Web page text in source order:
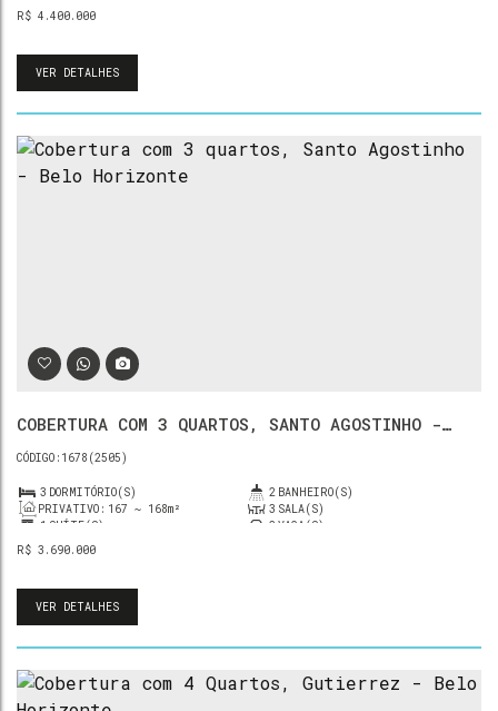
R$ 4.400.000
VER DETALHES
COBERTURA COM 3 QUARTOS, SANTO AGOSTINHO -
R$ 3.690.000
1678 (2505)
3 DORMITÓRIO(S) 2 BANHEIRO(S)
PRIVATIVO: 167 ~ 168m² 3 SALA(S)
1 SUÍTE(S) 2 VAGA(S)
VER DETALHES